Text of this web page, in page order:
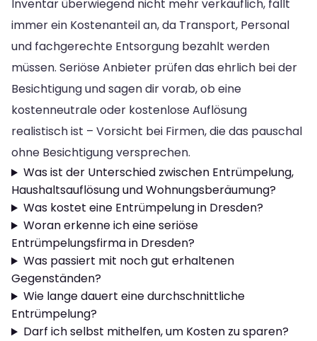
Inventar überwiegend nicht mehr verkäuflich, fällt
immer ein Kostenanteil an, da Transport, Personal
und fachgerechte Entsorgung bezahlt werden
müssen. Seriöse Anbieter prüfen das ehrlich bei der
Besichtigung und sagen dir vorab, ob eine
kostenneutrale oder kostenlose Auflösung
realistisch ist – Vorsicht bei Firmen, die das pauschal
ohne Besichtigung versprechen.
Was ist der Unterschied zwischen Entrümpelung,
Haushaltsauflösung und Wohnungsberäumung?
Was kostet eine Entrümpelung in Dresden?
Woran erkenne ich eine seriöse
Entrümpelungsfirma in Dresden?
Was passiert mit noch gut erhaltenen
Gegenständen?
Wie lange dauert eine durchschnittliche
Entrümpelung?
Darf ich selbst mithelfen, um Kosten zu sparen?